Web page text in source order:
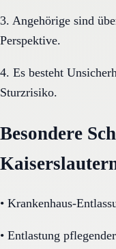
3. Angehörige sind
Perspektive.
4. Es besteht
Sturzrisiko.
Besondere
• Krankenhaus-
• Entlastung